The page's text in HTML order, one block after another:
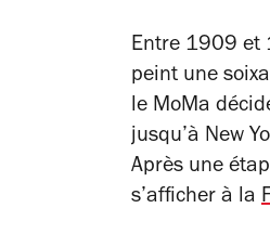
Entre 1909 et
peint une
le MoMa
jusqu’à New
Après une
s’afficher à la